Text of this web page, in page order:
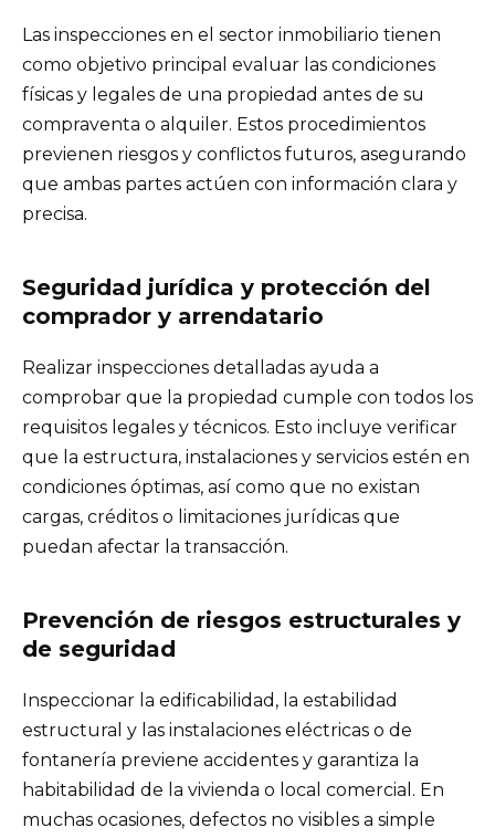
Las inspecciones en el sector inmobiliario tienen
como objetivo principal evaluar las condiciones
físicas y legales de una propiedad antes de su
compraventa o alquiler. Estos procedimientos
previenen riesgos y conflictos futuros, asegurando
que ambas partes actúen con información clara y
precisa.
Seguridad jurídica y protección del
comprador y arrendatario
Realizar inspecciones detalladas ayuda a
comprobar que la propiedad cumple con todos los
requisitos legales y técnicos. Esto incluye verificar
que la estructura, instalaciones y servicios estén en
condiciones óptimas, así como que no existan
cargas, créditos o limitaciones jurídicas que
puedan afectar la transacción.
Prevención de riesgos estructurales y
de seguridad
Inspeccionar la edificabilidad, la estabilidad
estructural y las instalaciones eléctricas o de
fontanería previene accidentes y garantiza la
habitabilidad de la vivienda o local comercial. En
muchas ocasiones, defectos no visibles a simple